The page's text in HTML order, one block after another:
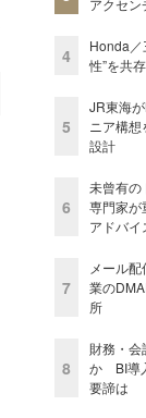
アクセン
4
Honda／
性”を共
5
JR東海
ニア構
設計
6
未曾有の
専門家が
アドバイ
7
メール
業の
所
8
財務・会
か BI導
要諦は